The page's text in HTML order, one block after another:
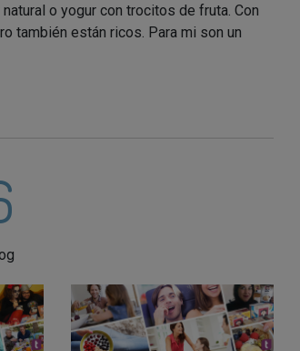
o yogur con trocitos de fruta. Con
también están ricos. Para mi son un